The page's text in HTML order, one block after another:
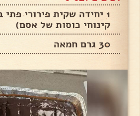
1 יחידה שקית פירורי
קינוחי כוסות של אסם)
30 גרם חמאה